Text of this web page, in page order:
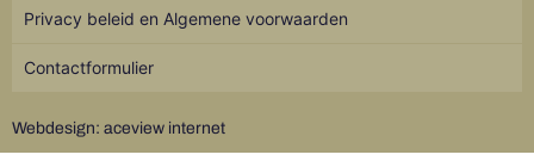
Webdesign: aceview internet
Privacy beleid en Algemene voorwaarden
Contactformulier